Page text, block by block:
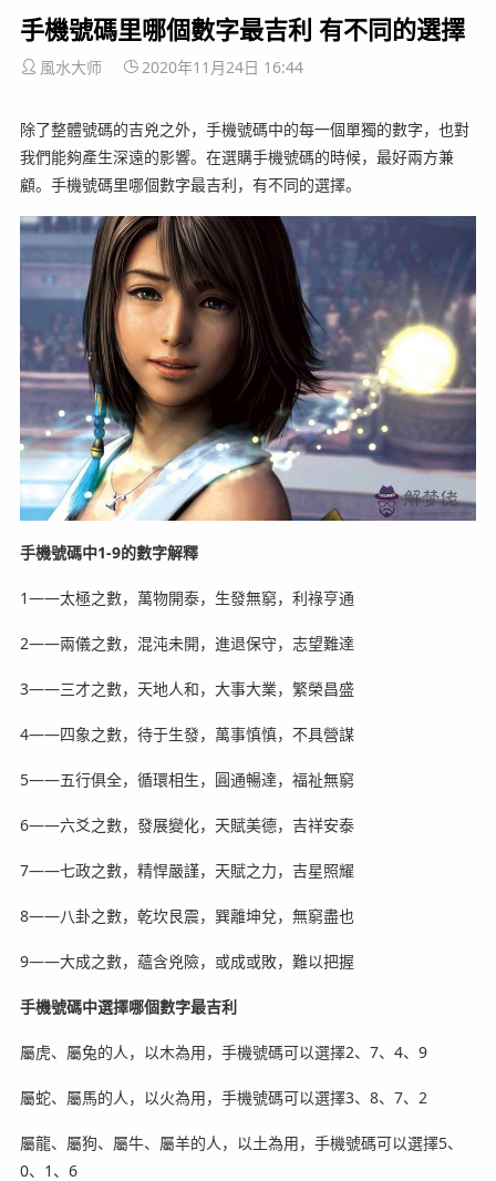
手機號碼里哪個數字最吉利 有不同的選擇
風水大师 2020年11月24日 16:44
除了整體號碼的吉兇之外，手機號碼中的每一個單獨的數字，也對
我們能夠產生深遠的影響。在選購手機號碼的時候，最好兩方兼
顧。手機號碼里哪個數字最吉利，有不同的選擇。
手機號碼中1-9的數字解釋
1——太極之數，萬物開泰，生發無窮，利祿亨通
2——兩儀之數，混沌未開，進退保守，志望難達
3——三才之數，天地人和，大事大業，繁榮昌盛
4——四象之數，待于生發，萬事慎慎，不具營謀
5——五行俱全，循環相生，圓通暢達，福祉無窮
6——六爻之數，發展變化，天賦美德，吉祥安泰
7——七政之數，精悍嚴謹，天賦之力，吉星照耀
8——八卦之數，乾坎艮震，巽離坤兌，無窮盡也
9——大成之數，蘊含兇險，或成或敗，難以把握
手機號碼中選擇哪個數字最吉利
屬虎、屬兔的人，以木為用，手機號碼可以選擇2、7、4、9
屬蛇、屬馬的人，以火為用，手機號碼可以選擇3、8、7、2
屬龍、屬狗、屬牛、屬羊的人，以土為用，手機號碼可以選擇5、
0、1、6